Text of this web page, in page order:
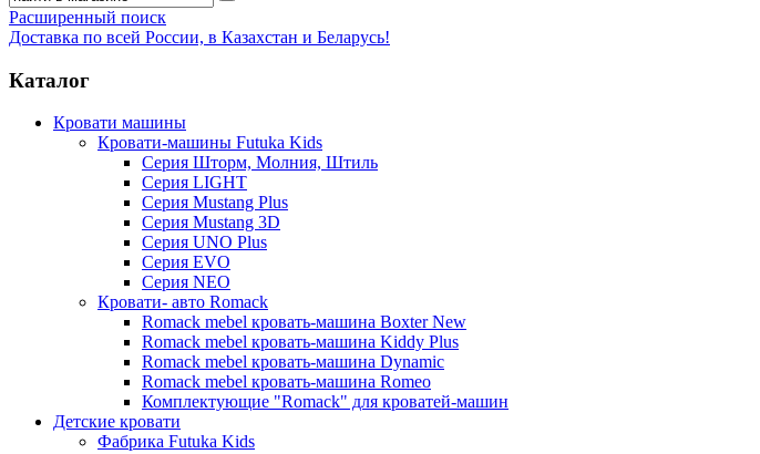
Расширенный поиск
Доставка по всей России, в Казахстан и Беларусь!
Каталог
Кровати машины
Кровати-машины Futuka Kids
Серия Шторм, Молния, Штиль
Серия LIGHT
Серия Mustang Plus
Серия Mustang 3D
Серия UNO Plus
Серия EVO
Серия NEO
Кровати- авто Romack
Romack mebel кровать-машина Boxter New
Romack mebel кровать-машина Kiddy Plus
Romack mebel кровать-машина Dynamic
Romack mebel кровать-машина Romeo
Комплектующие "Romack" для кроватей-машин
Детские кровати
Фабрика Futuka Kids